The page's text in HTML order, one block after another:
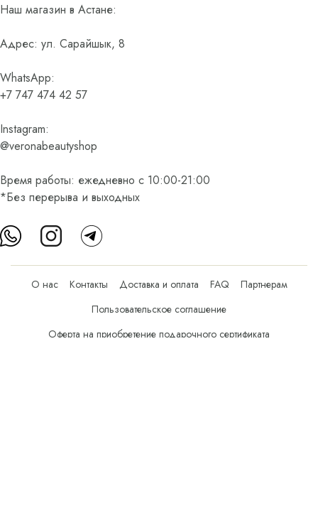
Наш магазин в Астане:
Адрес: ул. Сарайшык, 8
WhatsApp:
+7 747 474 42 57
Instagram:
@veronabeautyshop
Время работы: ежедневно с 10:00-21:00
*Без перерыва и выходных
О нас Контакты Доставка и оплата FAQ
Партнерам
Пользовательское соглашение
Оферта на приобретение подарочного сертификата